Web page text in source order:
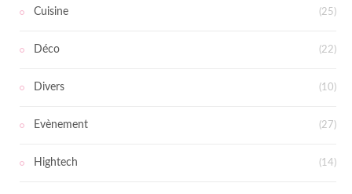
Cuisine (25)
Déco (22)
Divers (10)
Evènement (27)
Hightech (14)